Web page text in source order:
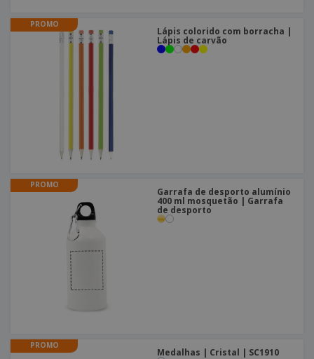
PROMO
Lápis colorido com borracha |
Lápis de carvão
PROMO
Garrafa de desporto alumínio
400 ml mosquetão | Garrafa
de desporto
PROMO
Medalhas | Cristal | SC1910